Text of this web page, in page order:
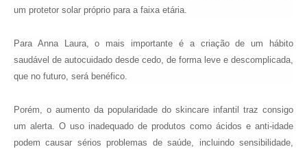
um protetor solar próprio para a faixa etária.
Para Anna Laura, o mais importante é a criação de um hábito
saudável de autocuidado desde cedo, de forma leve e descomplicada,
que no futuro, será benéfico.
Porém, o aumento da popularidade do skincare infantil traz consigo
um alerta. O uso inadequado de produtos como ácidos e anti-idade
podem causar sérios problemas de saúde, incluindo sensibilidade,